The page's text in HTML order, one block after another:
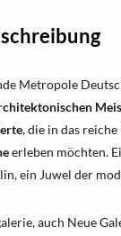
Metropole
, die in das
erleben möchten.
ein Juwel der
auch Neue